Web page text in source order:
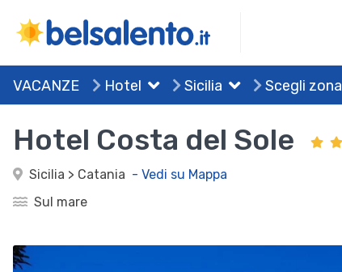
VACANZE Hotel Sicilia Scegli zona
Hotel Costa del Sole
Sicilia > Catania - Vedi su Mappa
Sul mare